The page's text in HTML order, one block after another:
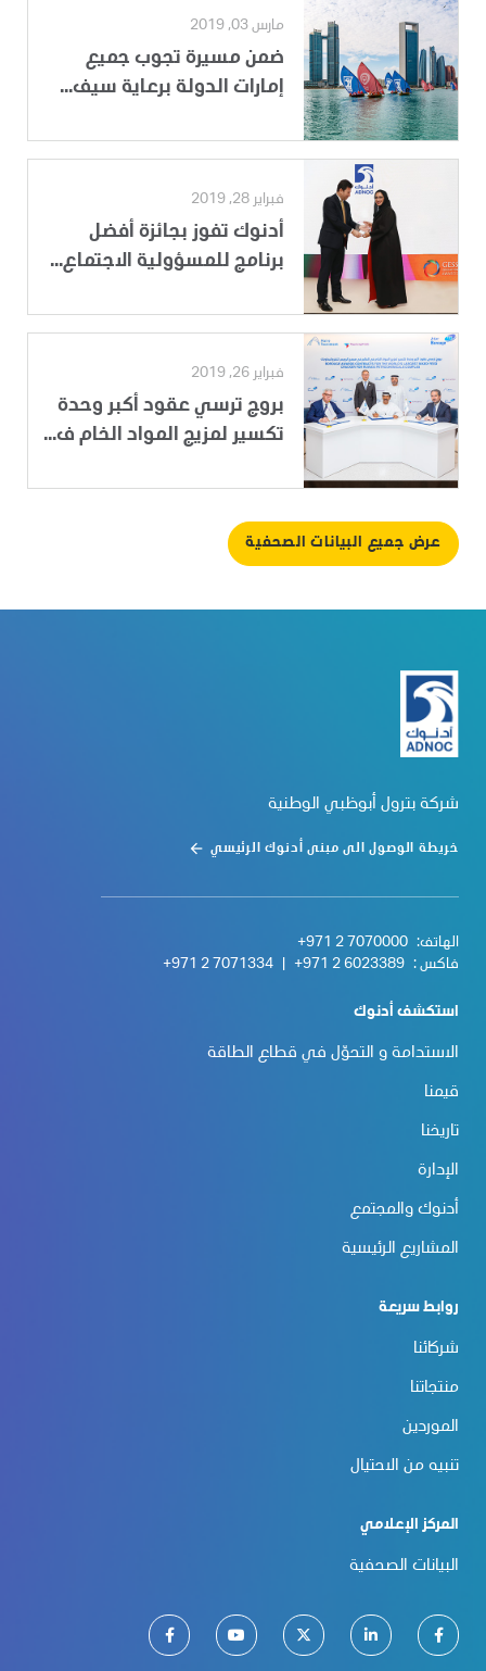
مارس 03, 2019
ضمن مسيرة تجوب جميع
إمارات الدولة برعاية سيف...
فبراير 28, 2019
أدنوك تفوز بجائزة أفضل
برنامج للمسؤولية الاجتماع...
فبراير 26, 2019
بروج ترسي عقود أكبر وحدة
تكسير لمزيج المواد الخام ف...
عرض جميع البيانات الصحفية
شركة بترول أبوظبي الوطنية
خريطة الوصول الى مبنى أدنوك الرئيسي
الهاتف: +971 2 7070000
فاكس : +971 2 6023389
+971 2 7071334
استكشف أدنوك
الاستدامة و التحوّل في قطاع الطاقة
قيمنا
تاريخنا
الإدارة
أدنوك والمجتمع
المشاريع الرئيسية
روابط سريعة
شركائنا
منتجاتنا
الموردين
تنبيه من الاحتيال
المركز الإعلامي
البيانات الصحفية